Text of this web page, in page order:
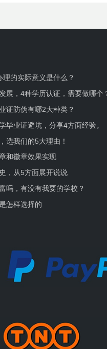
理的实际意义是什么？
展，4种学历认证，需要做哪个
证防伪有哪2大种类？
毕业证避坑，分享4方面经验。
选我们的5大理由！
和徽章效果实现
，从5方面展开说说
吗，有没有我要的学校？
怎样选择的